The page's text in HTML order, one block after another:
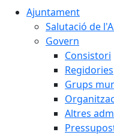
Ajuntament
Salutació de
Govern
Consistori
Regidories
Grups
Altres